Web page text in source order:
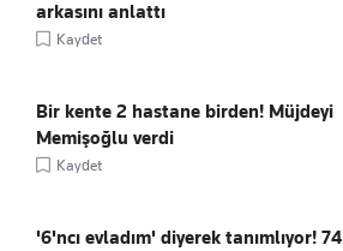
arkasını anlattı
Kaydet
Bir kente 2 hastane birden! Müjdeyi
Memişoğlu verdi
Kaydet
'6'ncı evladım' diyerek tanımlıyor! 74